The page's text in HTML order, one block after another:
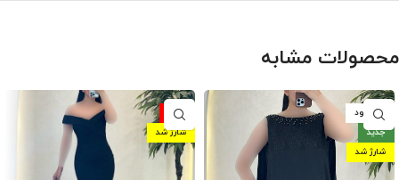
محصولات مشابه
ناموجود
جدید
شارژ شد
-10%
شارژ شد